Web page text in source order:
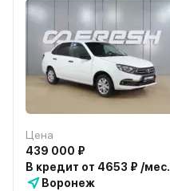
Цена
439 000 ₽
В кредит от 4653 ₽ /мес.
Воронеж